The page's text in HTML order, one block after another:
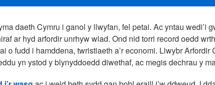
daeth Cymru i ganol y llwyfan, fel petai. Ac yntau wedi’i
ar hyd arfordir unrhyw wlad. Ond nid torri record oedd
o fudd i hamddena, twristiaeth a’r economi. Llwybr Arfordir
yn ystod y blynyddoedd diwethaf, ac megis dechrau y